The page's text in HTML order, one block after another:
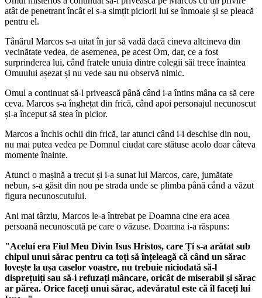
atât de penetrant încât el s-a simțit piciorii lui se înmoaie și se pleacă
pentru el.
Tânărul Marcos s-a uitat în jur să vadă dacă cineva altcineva din
vecinătate vedea, de asemenea, pe acest Om, dar, ce a fost
surprinderea lui, când fratele unuia dintre colegii săi trece înaintea
Omuului așezat și nu vede sau nu observă nimic.
Omul a continuat să-l privească până când i-a întins mâna ca să cere
ceva. Marcos s-a înghețat din frică, când apoi personajul necunoscut
și-a început să stea în picior.
Marcos a închis ochii din frică, iar atunci când i-i deschise din nou,
nu mai putea vedea pe Domnul ciudat care stătuse acolo doar câteva
momente înainte.
Atunci o mașină a trecut și i-a sunat lui Marcos, care, jumătate
nebun, s-a găsit din nou pe strada unde se plimba până când a văzut
figura necunoscutului.
Ani mai târziu, Marcos le-a întrebat pe Doamna cine era acea
persoană necunoscută pe care o văzuse. Doamna i-a răspuns:
"Acelui era Fiul Meu Divin Isus Hristos, care Ți s-a arătat sub
chipul unui sărac pentru ca toți să înțeleagă că când un sărac
lovește la ușa caselor voastre, nu trebuie niciodată să-l
disprețuiți sau să-i refuzați mâncare, oricât de miserabil și sărac
ar părea. Orice faceți unui sărac, adevăratul este că îl faceți lui